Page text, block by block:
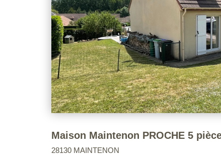
Maison Maintenon PROCHE 5
28130 MAINTENON